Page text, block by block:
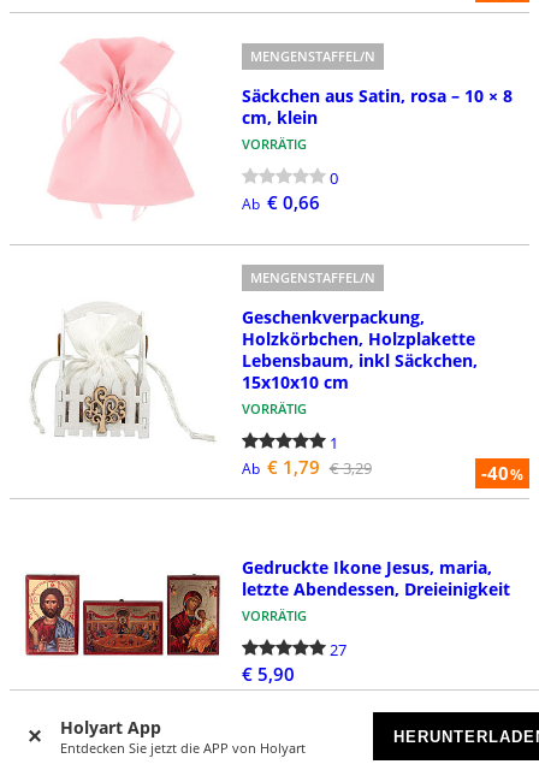
Holyart App
Entdecken Sie jetzt die APP von Holyart
MENGENSTAFFEL/N
Säckchen aus Satin, rosa – 10 × 8
cm, klein
VORRÄTIG
0
Ab € 0,66
-40%
MENGENSTAFFEL/N
Geschenkverpackung,
Holzkörbchen, Holzplakette
Lebensbaum, inkl Säckchen,
15x10x10 cm
VORRÄTIG
1
Ab € 1,79 € 3,29
Gedruckte Ikone Jesus, maria,
letzte Abendessen, Dreieinigkeit
VORRÄTIG
27
€ 5,90